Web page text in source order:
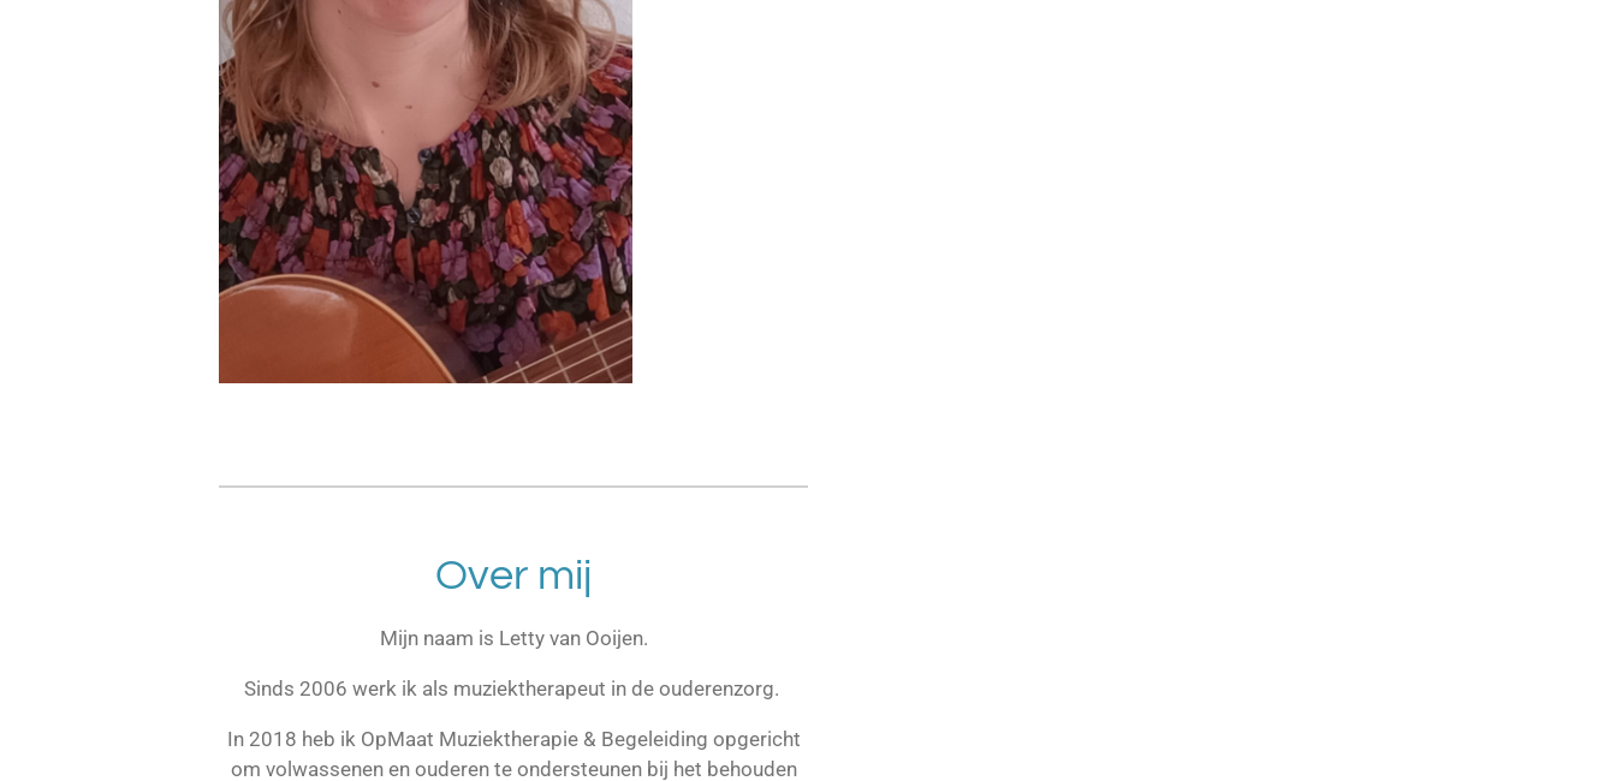
Over mij
Mijn naam is Letty van Ooijen.
Sinds 2006 werk ik als muziektherapeut in de ouderenzorg.
In 2018 heb ik OpMaat Muziektherapie & Begeleiding opgericht
om volwassenen en ouderen te ondersteunen bij het behouden